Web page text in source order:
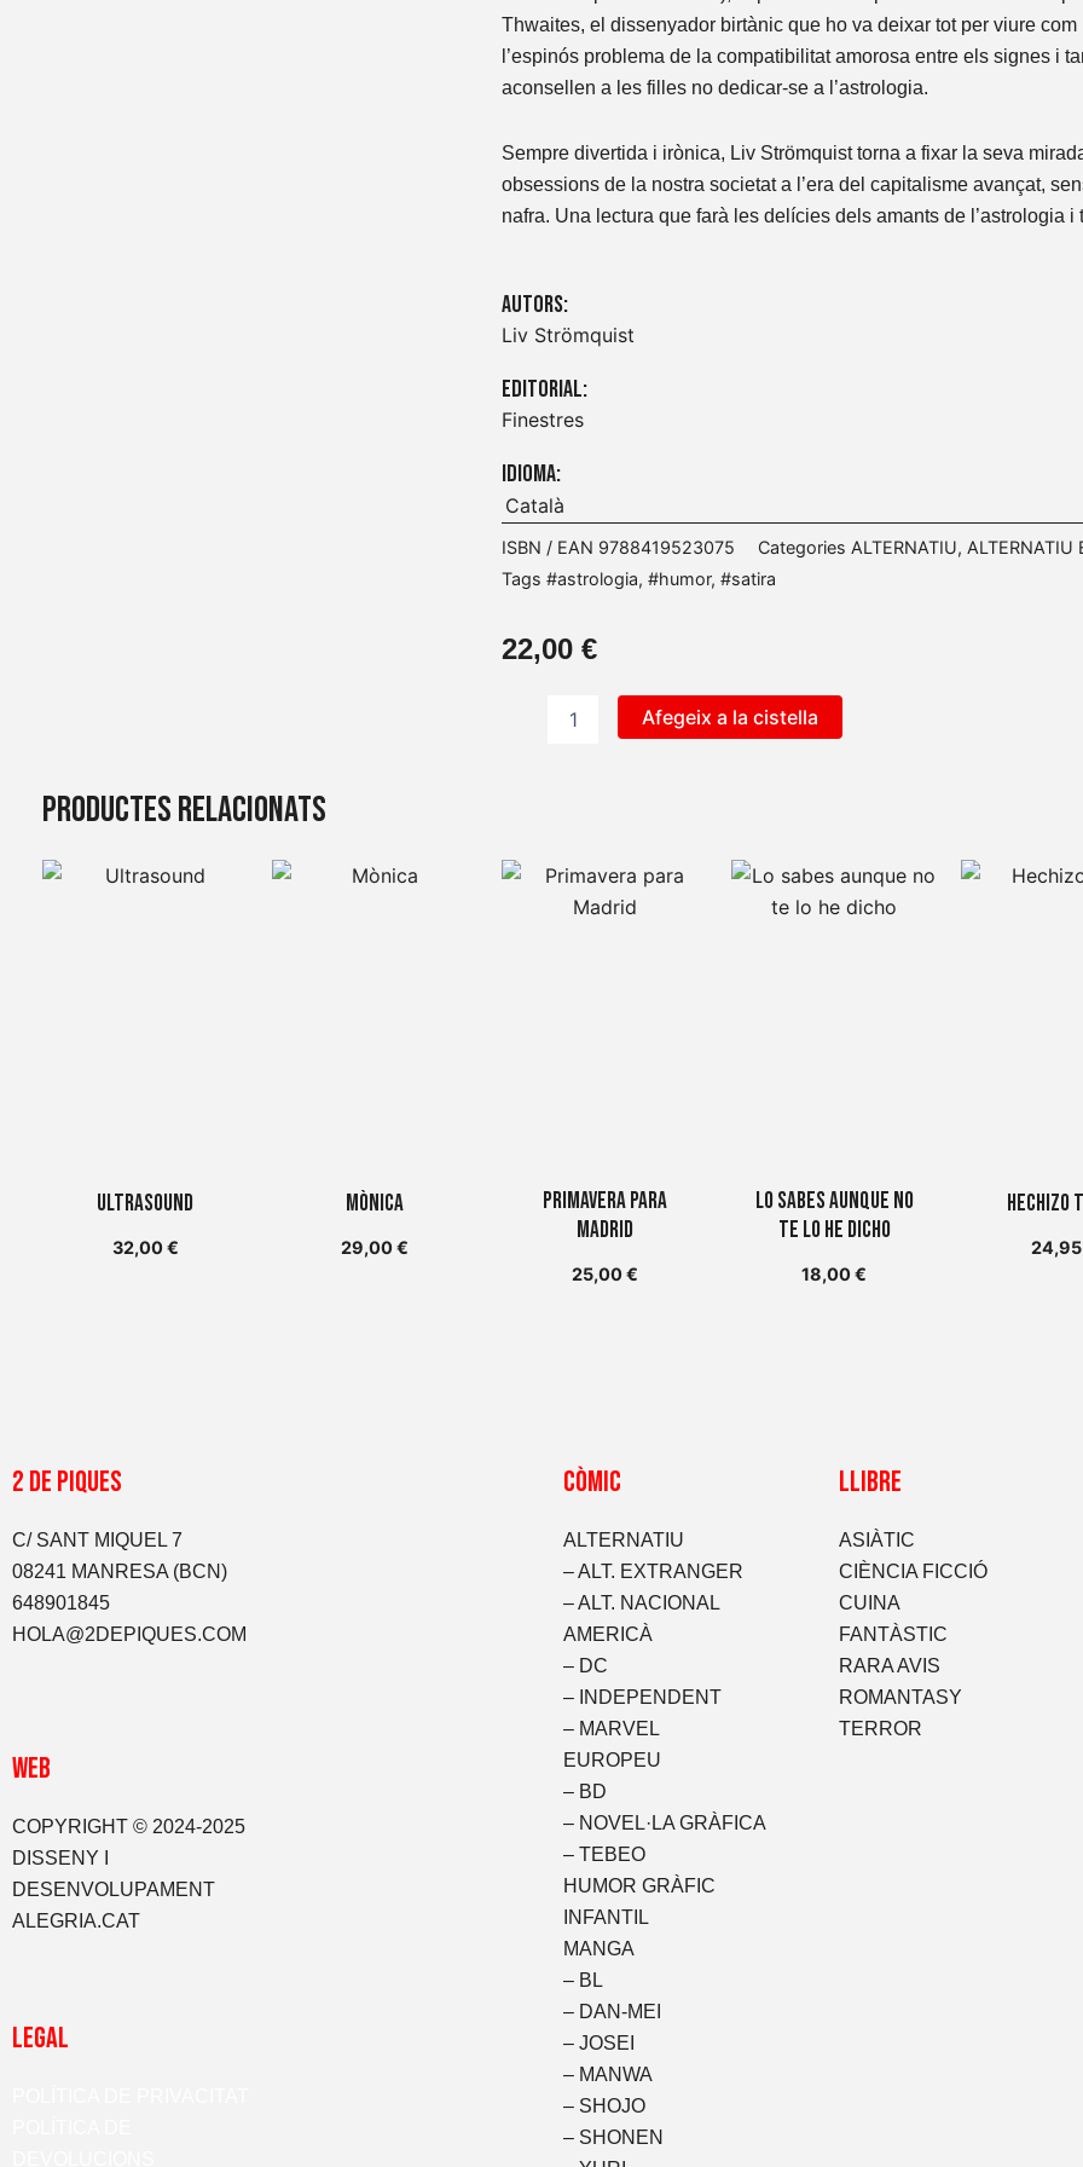
Thwaites, el dissenyador birtànic que ho va deixar tot per viure
l’espinós problema de la compatibilitat amorosa entre els signes i
aconsellen a les filles no dedicar-se a l’astrologia.
Sempre divertida i irònica, Liv Strömquist torna a fixar la seva
obsessions de la nostra societat a l’era del capitalisme avançat,
nafra. Una lectura que farà les delícies dels amants de l’astrologia i
Autors:
Liv Strömquist
Editorial:
Finestres
Idioma:
Català
ISBN / EAN 9788419523075 Categories ALTERNATIU, ALTERNATIU
Tags #astrologia, #humor, #satira
22,00 €
Afegeix a la cistella
Productes relacionats
Ultrasound
32,00€
Mònica
29,00€
Primavera para
Madrid
25,00€
Lo sabes aunque no
te lo he dicho
18,00€
24,95
2 DE PIQUES
C/ SANT MIQUEL 7
08241 MANRESA (BCN)
648901845
HOLA@2DEPIQUES.COM
WEB
COPYRIGHT © 2024-2025
DISSENY I
DESENVOLUPAMENT
ALEGRIA.CAT
LEGAL
CòMIC
ALTERNATIU
– ALT. EXTRANGER
– ALT. NACIONAL
AMERICÀ
– DC
– INDEPENDENT
– MARVEL
EUROPEU
– BD
– NOVEL·LA GRÀFICA
– TEBEO
HUMOR GRÀFIC
INFANTIL
MANGA
– BL
– DAN-MEI
– JOSEI
– MANWA
– SHOJO
– SHONEN
LLIBRE
ASIÀTIC
CIÈNCIA FICCIÓ
CUINA
FANTÀSTIC
RARA AVIS
ROMANTASY
TERROR